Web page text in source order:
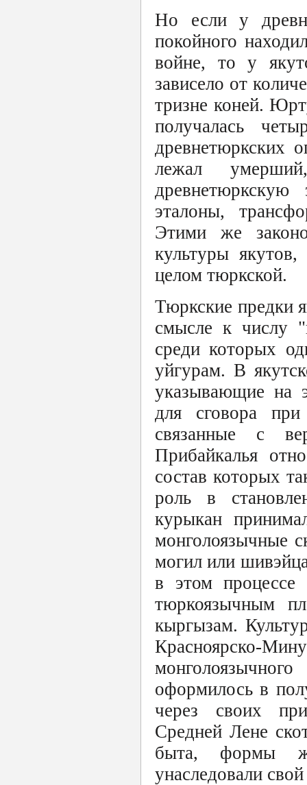
Но если у
покойного
войне, то у
зависело от
тризне коней.
получалась
древнетюркских
лежал
древнетюркскую
эталоны,
Этими же
культуры
целом тюркской.
Тюркские предки
смысле к числу
среди которых
уйгурам. В
указывающие на
для сговора
связанные с
Прибайкалья
состав которых
роль в
курыкан
монголоязычные
могил или
в этом процессе
тюркоязычным
кыргызам.
Красноярско-
оформилось в
через своих
Средней Лене
быта, формы
унаследовали